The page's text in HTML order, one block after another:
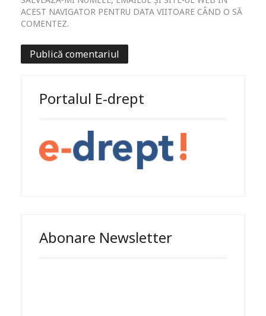
ACEST NAVIGATOR PENTRU DATA VIITOARE CÂND O SĂ
COMENTEZ.
Portalul E-drept
Abonare Newsletter